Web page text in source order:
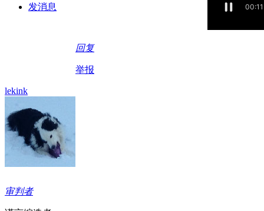
发消息
回复
举报
lekink
审判者